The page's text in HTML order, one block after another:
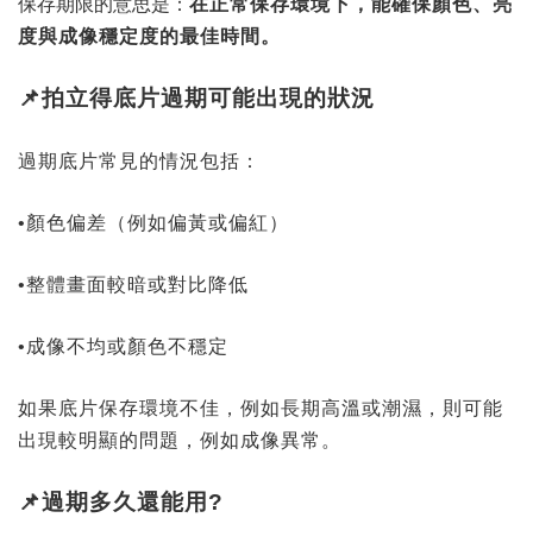
保存期限的意思是： 在正常保存環境下，能確保顏色、亮
度與成像穩定度的最佳時間。
📌拍立得底片過期可能出現的狀況
過期底片常見的情況包括：
•顏色偏差（例如偏黃或偏紅）
•整體畫面較暗或對比降低
•成像不均或顏色不穩定
如果底片保存環境不佳，例如長期高溫或潮濕，則可能
出現較明顯的問題，例如成像異常。
📌過期多久還能用?